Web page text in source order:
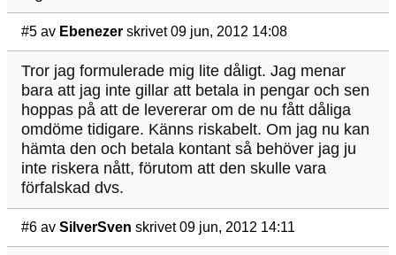
#5 av Ebenezer skrivet 09 jun, 2012 14:08
Tror jag formulerade mig lite dåligt. Jag menar
bara att jag inte gillar att betala in pengar och sen
hoppas på att de levererar om de nu fått dåliga
omdöme tidigare. Känns riskabelt. Om jag nu kan
hämta den och betala kontant så behöver jag ju
inte riskera nått, förutom att den skulle vara
förfalskad dvs.
#6 av SilverSven skrivet 09 jun, 2012 14:11